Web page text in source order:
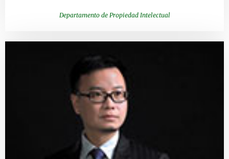
Departamento de Propiedad Intelectual